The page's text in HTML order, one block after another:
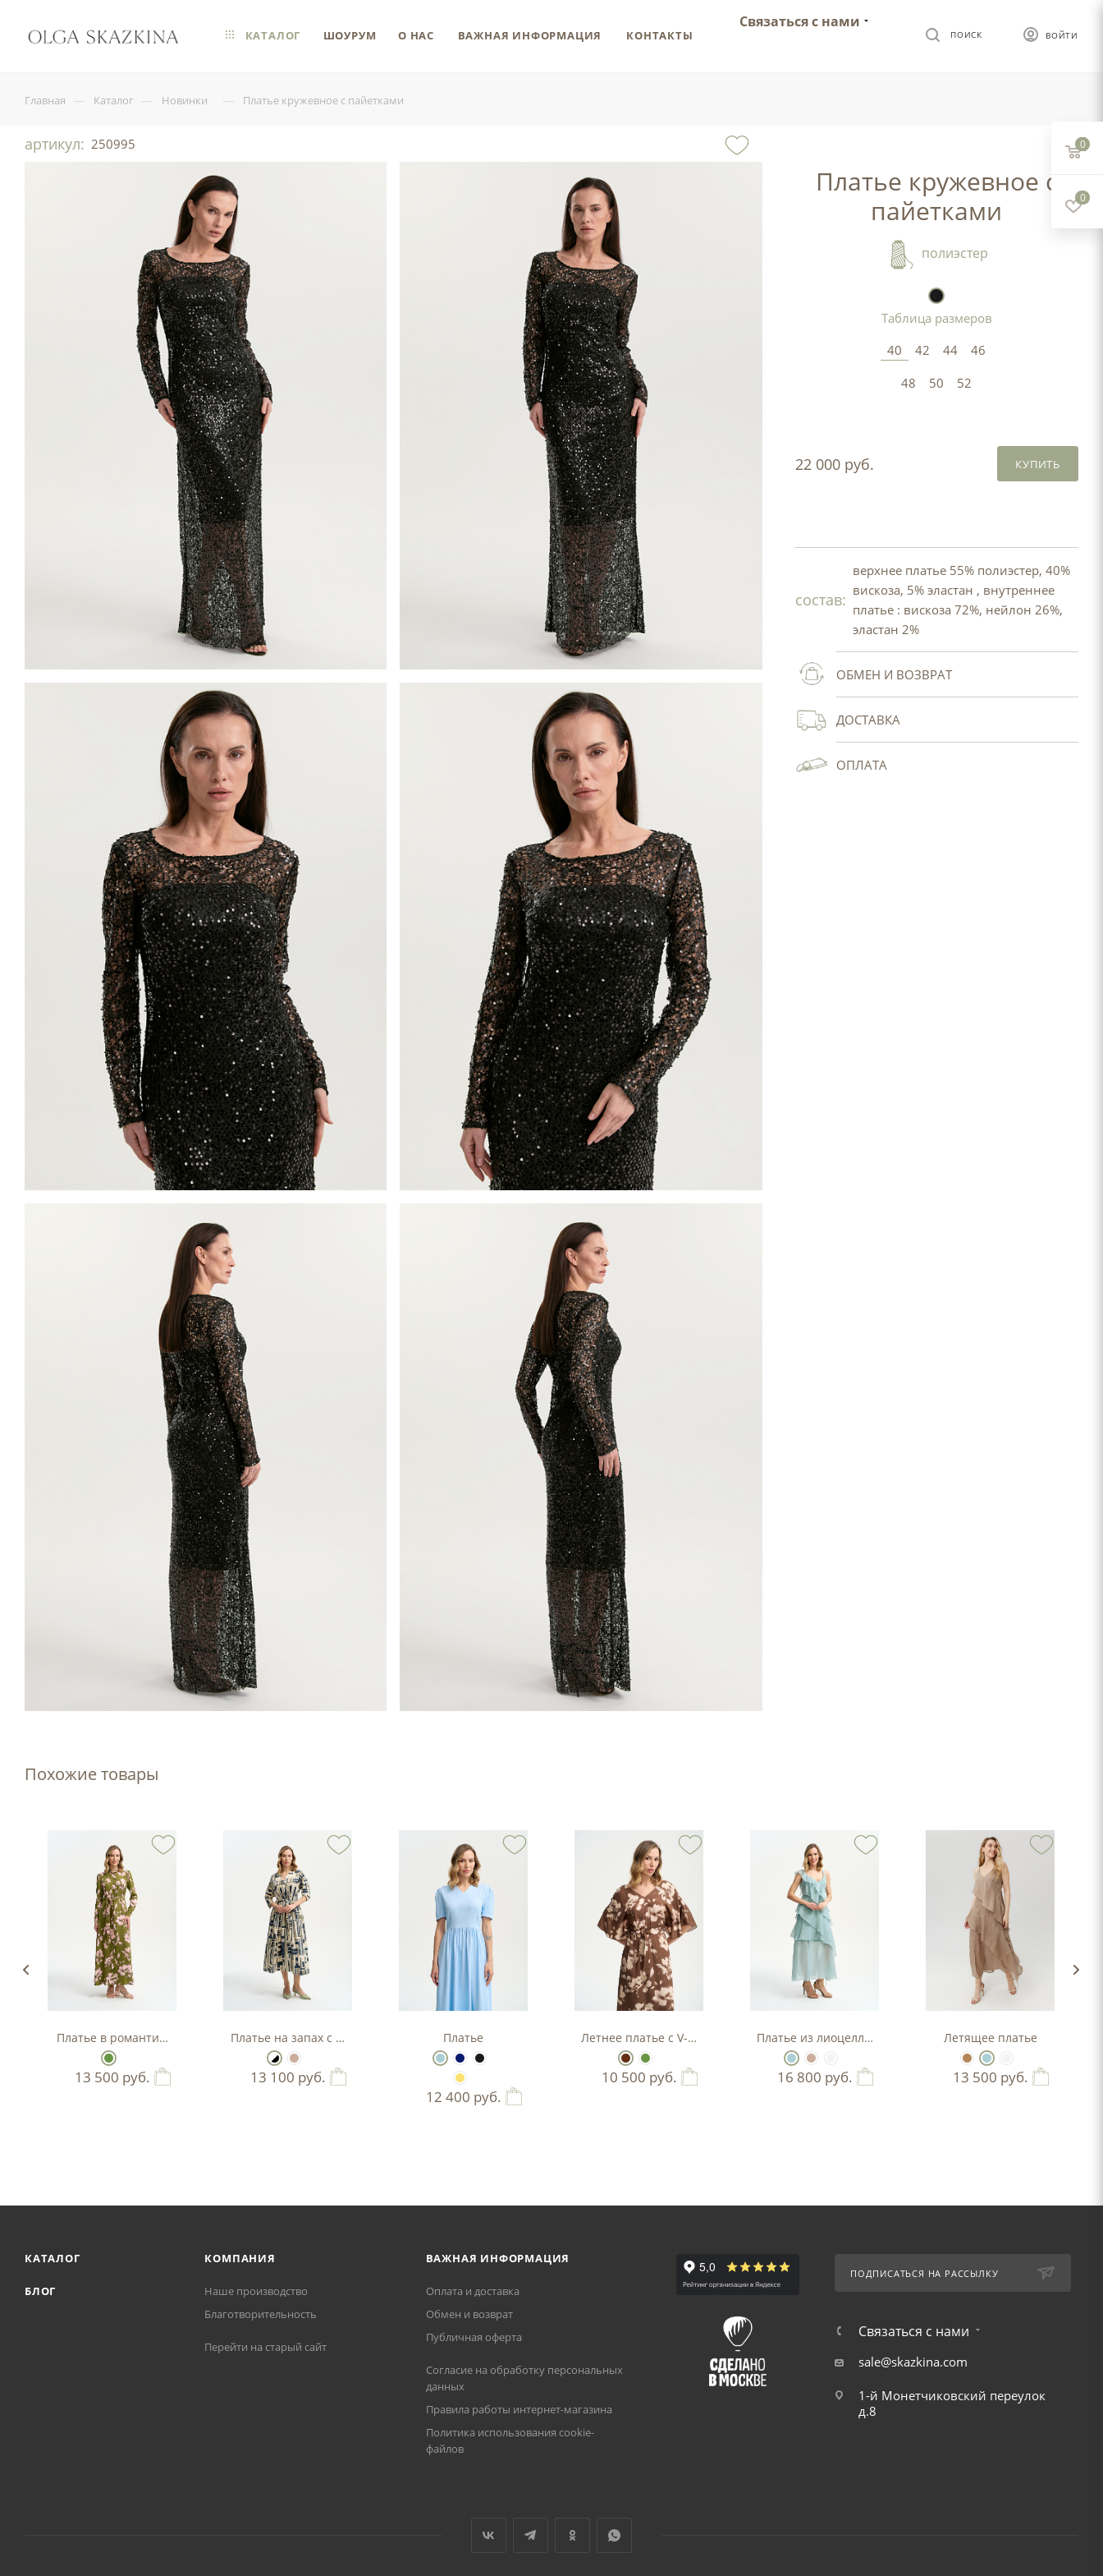
ВОЙТИ
ПОИСК
Связаться с нами
КАТАЛОГ ШОУРУМ О НАС ВАЖНАЯ ИНФОРМАЦИЯ КОНТАКТЫ
Главная — Каталог — Новинки — Платье кружевное с пайетками
артикул: 250995
Платье кружевное с
пайетками
полиэстер
Таблица размеров
40
42 44
46
48
50 52
22 000 руб. КУПИТЬ
состав:
верхнее платье 55% полиэстер, 40%
вискоза, 5% эластан , внутреннее
платье : вискоза 72%, нейлон 26%,
эластан 2%
ОБМЕН И ВОЗВРАТ
ДОСТАВКА
ОПЛАТА
Похожие товары
воротникомПлатье в романтичном стиле
13 500 руб.
Платье на запах с графичным принтом
13 100 руб.
Платье
12 400 руб.
Летнее платье с V-образным вырезом
10 500 руб.
Платье из лиоцелла в стиле бохо
16 800 руб.
Летящее платье
13 500 руб.
КАТАЛОГ
БЛОГ
КОМПАНИЯ
Наше производство
Благотворительность
Перейти на старый сайт
ВАЖНАЯ ИНФОРМАЦИЯ
Оплата и доставка
Обмен и возврат
Публичная оферта
Согласие на обработку персональных
данных
Правила работы интернет-магазина
Политика использования cookie-
файлов
ПОДПИСАТЬСЯ НА РАССЫЛКУ
Связаться с нами
sale@skazkina.com
1-й Монетчиковский переулок
д.8
0
0